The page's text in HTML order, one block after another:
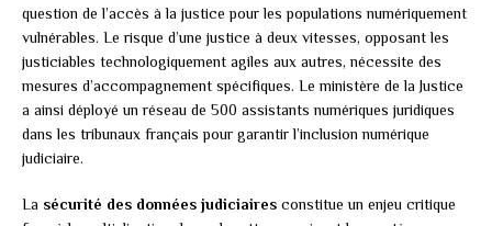
question de l’accès à la justice pour les populations numériquement
vulnérables. Le risque d’une justice à deux vitesses, opposant les
justiciables technologiquement agiles aux autres, nécessite des
mesures d’accompagnement spécifiques. Le ministère de la Justice
a ainsi déployé un réseau de 500 assistants numériques juridiques
dans les tribunaux français pour garantir l’inclusion numérique
judiciaire.
La sécurité des données judiciaires constitue un enjeu critique